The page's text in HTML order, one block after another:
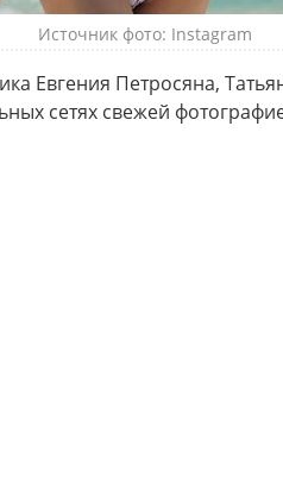
Источник фото: Instagram
Евгения Петросяна,
сетях свежей